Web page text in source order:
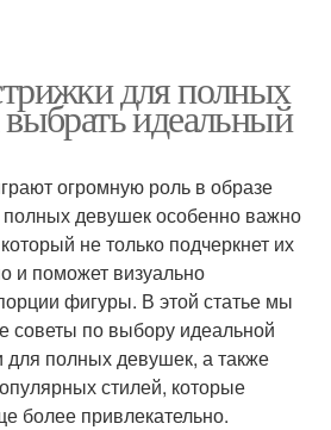
для полных
идеальный
огромную роль в образе
девушек особенно важно
не только подчеркнет их
и поможет визуально
фигуры. В этой статье мы
советы по выбору идеальной
для полных девушек, а также
стилей, которые
более привлекательно.